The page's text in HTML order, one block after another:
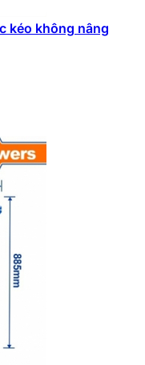
kéo không nâng